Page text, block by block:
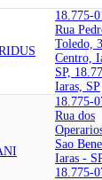
18.775-
Rua
Toledo,
Centro,
SP,
Iaras, SP
18.775-
Rua dos
Sao
Iaras -
18.775-